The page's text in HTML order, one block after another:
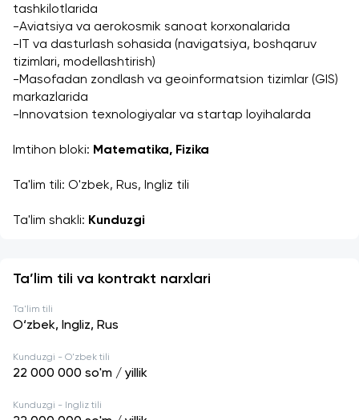
tashkilotlarida
-Aviatsiya va aerokosmik sanoat korxonalarida
-IT va dasturlash sohasida (navigatsiya, boshqaruv
tizimlari, modellashtirish)
-Masofadan zondlash va geoinformatsion tizimlar (GIS)
markazlarida
-Innovatsion texnologiyalar va startap loyihalarda
Imtihon bloki: Matematika, Fizika
Ta'lim tili: O'zbek, Rus, Ingliz tili
Ta'lim shakli: Kunduzgi
Ta’lim tili va kontrakt narxlari
Ta'lim tili
O‘zbek, Ingliz, Rus
Kunduzgi - O'zbek tili
22 000 000 so'm / yillik
Kunduzgi - Ingliz tili